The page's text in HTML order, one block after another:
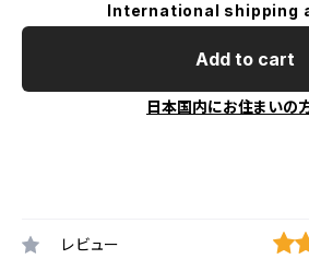
International shipping
Add to cart
日本国内にお住まいの
レビュー